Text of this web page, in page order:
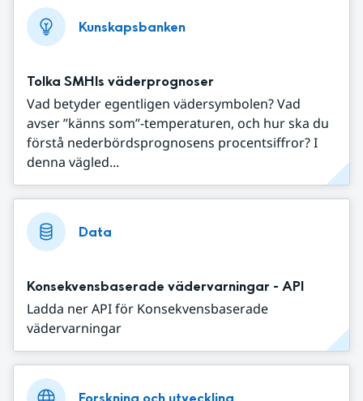
Kunskapsbanken
Tolka SMHIs väderprognoser
Vad betyder egentligen vädersymbolen? Vad
avser ”känns som”-temperaturen, och hur ska du
förstå nederbördsprognosens procentsiffror? I
denna vägled...
Data
Konsekvensbaserade vädervarningar - API
Ladda ner API för Konsekvensbaserade
vädervarningar